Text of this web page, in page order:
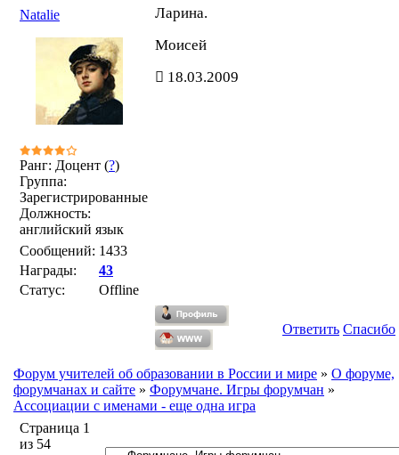
Natalie
Ранг: Доцент (?)
Группа:
Зарегистрированные
Должность:
английский язык
Сообщений: 1433
Награды:
43
Статус:
Offline
Ларина.
Моисей
18.03.2009
Ответить Спасибо
Форум учителей об образовании в России и мире » О форуме,
форумчанах и сайте » Форумчане. Игры форумчан »
Ассоциации с именами - еще одна игра
Страница 1
из 54